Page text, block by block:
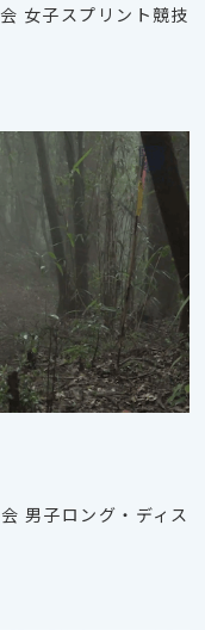
女子スプリント競技
男子ロング・ディス